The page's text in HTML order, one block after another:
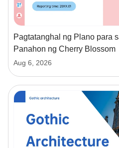
Pagtatanghal ng Plano para
Panahon ng Cherry Blossom
Aug 6, 2026